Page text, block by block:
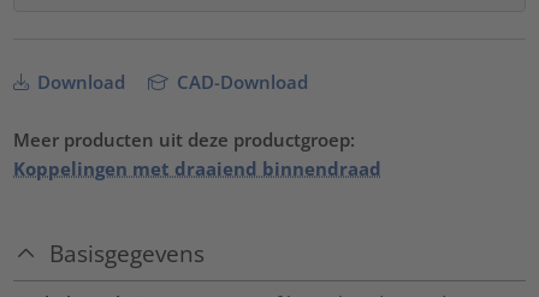
Download CAD-Download
Meer producten uit deze productgroep:
Koppelingen met draaiend binnendraad
Basisgegevens